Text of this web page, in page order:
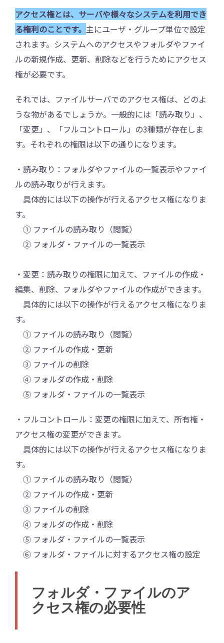
アクセス権とは、サーバや様々なシステムを利用でき
る権利のことです。 主にユーザ・グループ単位で設定
されます。システムへのアクセスやフォルダやファイ
ルの新規作成、更新、削除などを行うためにアクセス
権が必要です。
それでは、ファイルサーバでのアクセス権は、どのよ
うな物があるでしょうか。一般的には「読み取り」、
「変更」、「フルコントロール」の3種類が存在しま
す。それぞれの権限は以下の通りになります。
・読み取り：フォルダやファイルの一覧表示やファイ
ルの読み取りが行えます。
具体的には以下の操作が行えるアクセス権になりま
す。
① ファイルの読み取り（閲覧）
② フォルダ・ファイルの一覧表示
・変更：読み取りの権限に加えて、ファイルの作成・
編集、削除、フォルダやファイルの作成ができます。
具体的には以下の操作が行えるアクセス権になりま
す。
① ファイルの読み取り（閲覧）
② ファイルの作成・更新
③ ファイルの削除
④ フォルダの作成・削除
⑤ フォルダ・ファイルの一覧表示
・フルコントロール：変更の権限に加えて、所有権・
アクセス権の変更ができます。
具体的には以下の操作が行えるアクセス権になりま
す。
① ファイルの読み取り（閲覧）
② ファイルの作成・更新
③ ファイルの削除
④ フォルダの作成・削除
⑤ フォルダ・ファイルの一覧表示
⑥ フォルダ・ファイルに対するアクセス権の設定
フォルダ・ファイルのア
クセス権の必要性